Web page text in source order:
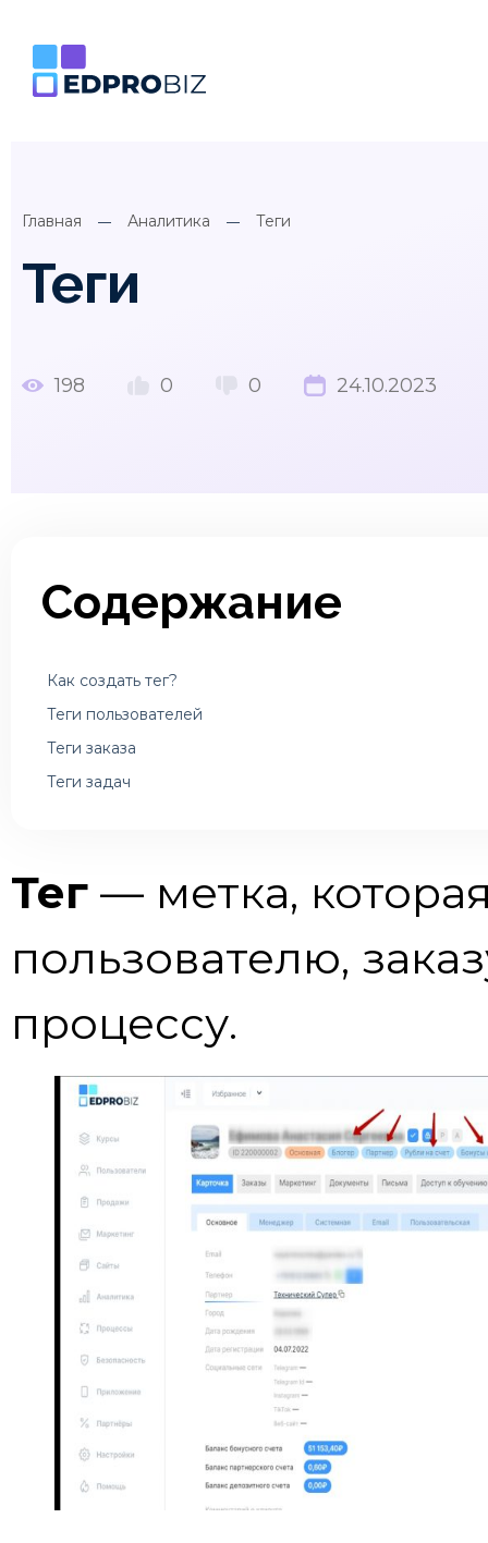
Главная Аналитика Теги
Теги
198 0 0 24.10.2023
Содержание
Как создать тег?
Теги пользователей
Теги заказа
Теги задач
Тег — метка,
пользователю,
процессу.